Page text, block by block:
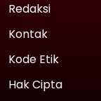
Redaksi
Kontak
Kode Etik
Hak Cipta